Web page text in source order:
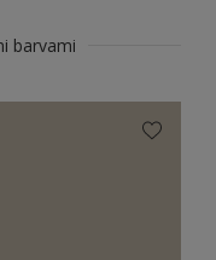
barvami